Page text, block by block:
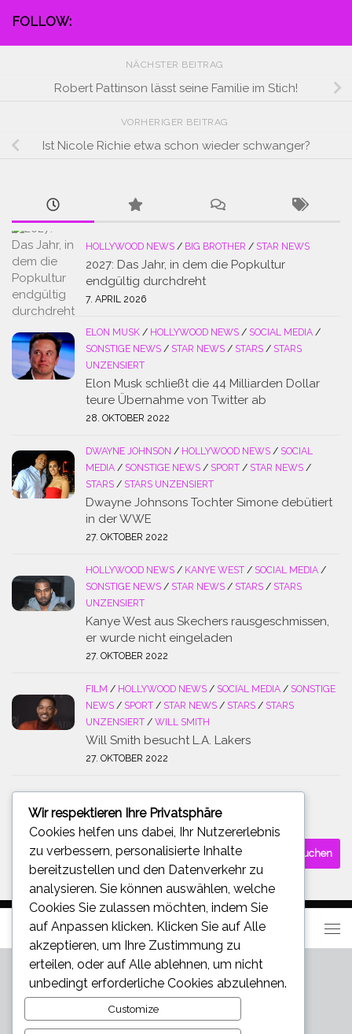
FOLLOW:
NÄCHSTER BEITRAG
Robert Pattinson lässt seine Familie im Stich!
VORHERIGER BEITRAG
Ist Nicole Richie etwa schon wieder schwanger?
HOLLYWOOD NEWS / BIG BROTHER / STAR NEWS
2027: Das Jahr, in dem die Popkultur
endgültig durchdreht
7. APRIL 2026
ELON MUSK / HOLLYWOOD NEWS / SOCIAL MEDIA /
SONSTIGE NEWS / STAR NEWS / STARS / STARS
UNZENSIERT
Elon Musk schließt die 44 Milliarden Dollar
teure Übernahme von Twitter ab
28. OKTOBER 2022
DWAYNE JOHNSON / HOLLYWOOD NEWS / SOCIAL
MEDIA / SONSTIGE NEWS / SPORT / STAR NEWS /
STARS / STARS UNZENSIERT
Dwayne Johnsons Tochter Simone debütiert
in der WWE
27. OKTOBER 2022
HOLLYWOOD NEWS / KANYE WEST / SOCIAL MEDIA /
SONSTIGE NEWS / STAR NEWS / STARS / STARS
UNZENSIERT
Kanye West aus Skechers rausgeschmissen,
er wurde nicht eingeladen
27. OKTOBER 2022
FILM / HOLLYWOOD NEWS / SOCIAL MEDIA / SONSTIGE
NEWS / SPORT / STAR NEWS / STARS / STARS
UNZENSIERT / WILL SMITH
Will Smith besucht L.A. Lakers
27. OKTOBER 2022
SUCHE
Suchen
nach:
Wir respektieren Ihre Privatsphäre
Cookies helfen uns dabei, Ihr Nutzererlebnis
zu verbessern, personalisierte Inhalte
bereitzustellen und den Datenverkehr zu
analysieren. Sie können auswählen, welche
Cookies Sie zulassen möchten, indem Sie
auf Anpassen klicken. Klicken Sie auf Alle
akzeptieren , um Ihre Zustimmung zu
erteilen, oder auf Alle ablehnen , um nicht
unbedingt erforderliche Cookies abzulehnen.
Customize